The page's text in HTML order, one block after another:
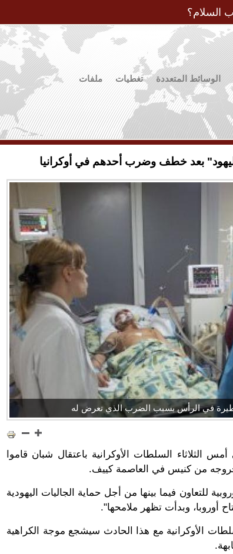
السلام؟
الوسائط المتعددة تغطيات ملفات
بعد خطف وضرب أحدهم في أوكرانيا
في الرأس بسبب الضرب الذي تعرض له
الثلاثاء السلطات الأوكرانية باعتقال شبان قاموا
من كنيس في العاصمة كييف.
للتعاون فيما بينها من أجل حماية الجاليات اليهودية
أوروبا، وبدأت تظهر ملامحها".
الأوكرانية مع هذا الحادث سيشجع موجة الكراهية